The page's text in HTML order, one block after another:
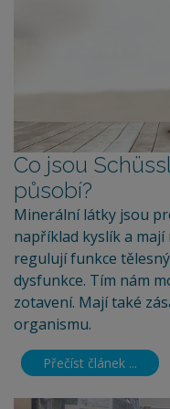
Co jsou
působí?
Minerální látky jsou
například kyslík a
regulují funkce
dysfunkce. Tím nám
zotavení. Mají také
organismu.
Přečíst článek ...